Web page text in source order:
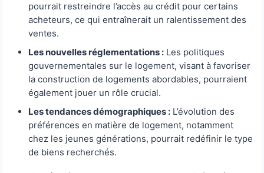
pourrait restreindre l’accès au crédit pour certains
acheteurs, ce qui entraînerait un ralentissement des
ventes.
Les nouvelles réglementations :Les politiques
gouvernementales sur le logement, visant à favoriser
la construction de logements abordables, pourraient
également jouer un rôle crucial.
Les tendances démographiques :L’évolution des
préférences en matière de logement, notamment
chez les jeunes générations, pourrait redéfinir le type
de biens recherchés.